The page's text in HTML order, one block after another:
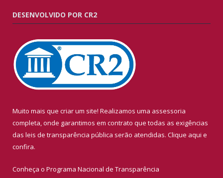
DESENVOLVIDO POR CR2
Muito mais que criar um site! Realizamos uma assessoria
completa, onde garantimos em contrato que todas as exigências
das leis de transparência pública serão atendidas. Clique aqui e
confira.
Conheça o Programa Nacional de Transparência